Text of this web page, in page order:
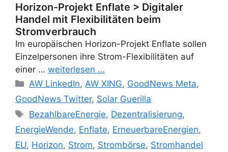
Horizon-Projekt Enflate > Digitaler
Handel mit Flexibilitäten beim
Stromverbrauch
Im europäischen Horizon-Projekt Enflate sollen
Einzelpersonen ihre Strom-Flexibilitäten auf
einer … weiterlesen …
Categories
AW LinkedIn, AW XING, GoodNews Meta,
GoodNews Twitter, Solar Guerilla
Tags
BezahlbareEnergie, Dezentralisierung,
EnergieWende, Enflate, ErneuerbareEnergien,
EU, Horizon, Strom, Strombörse, Stromhandel